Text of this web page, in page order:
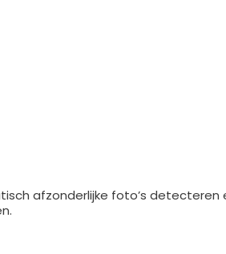
afzonderlijke foto’s detecteren